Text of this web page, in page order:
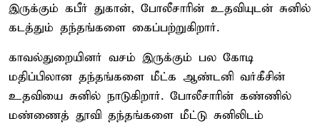
இருக்கும் கபீர் துகான், போலீசாரின் உதவியுடன் சுனில்
கடத்தும் தந்தங்களை கைப்பற்றுகிறார்.
காவல்துறையினர் வசம் இருக்கும் பல கோடி
மதிப்பிலான தந்தங்களை மீட்க ஆண்டனி வர்கீசின்
உதவியை சுனில் நாடுகிறார். போலீசாரின் கண்ணில்
மண்ணைத் தூவி தந்தங்களை மீட்டு சுனிலிடம்